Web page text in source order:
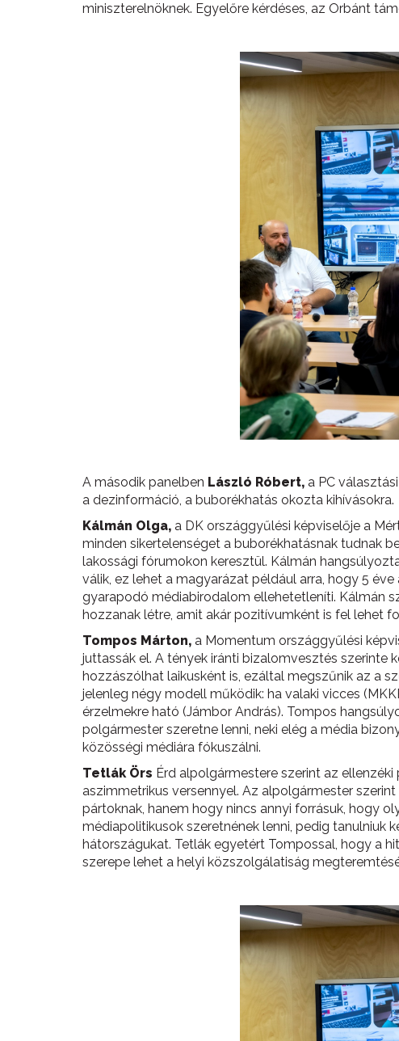
miniszterelnöknek. Egyelőre kérdéses, az Orbánt
A második panelben László Róbert, a PC
a dezinformáció, a buborékhatás okozta kihívásokra.
Kálmán Olga, a DK országgyűlési képviselője a
minden sikertelenséget a buborékhatásnak tudnak
lakossági fórumokon keresztül. Kálmán
válik, ez lehet a magyarázat például arra, hogy 5
gyarapodó médiabirodalom ellehetetleníti. Kálmán
hozzanak létre, amit akár pozitívumként is fel lehet
Tompos Márton, a Momentum országgyűlési
juttassák el. A tények iránti bizalomvesztés szerinte
hozzászólhat laikusként is, ezáltal megszűnik az a
jelenleg négy modell működik: ha valaki vicces
érzelmekre ható (Jámbor András). Tompos
polgármester szeretne lenni, neki elég a média
közösségi médiára fókuszálni.
Tetlák Örs Érd alpolgármestere szerint az
aszimmetrikus versennyel. Az alpolgármester
pártoknak, hanem hogy nincs annyi forrásuk, hogy
médiapolitikusok szeretnének lenni, pedig tanulniuk
hátországukat. Tetlák egyetért Tompossal, hogy a
szerepe lehet a helyi közszolgálatiság